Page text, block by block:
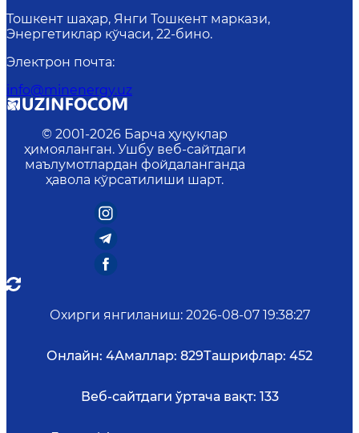
Тошкент шаҳар, Янги Тошкент маркази,
Энергетиклар кўчаси, 22-бино.
Электрон почта:
info@minenergy.uz
© 2001-2026 Барча ҳуқуқлар
ҳимояланган. Ушбу веб-сайтдаги
маълумотлардан фойдаланганда
ҳавола кўрсатилиши шарт.
Охирги янгиланиш: 2026-08-07 19:38:27
Онлайн: 4Амаллар: 829Ташрифлар: 452
Веб-сайтдаги ўртача вақт: 133